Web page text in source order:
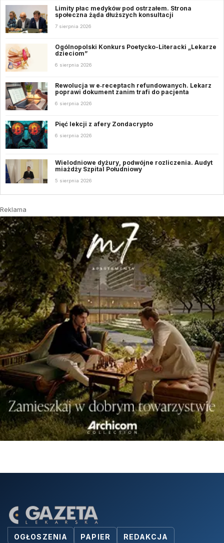
Limity płac medyków pod ostrzałem. Strona
społeczna żąda dłuższych konsultacji
7 sierpnia 2026
Ogólnopolski Konkurs Poetycko-Literacki „Lekarze
dzieciom”
6 sierpnia 2026
Rewolucja w e‑receptach refundowanych. Lekarz
poprawi dokument zanim trafi do pacjenta
6 sierpnia 2026
Pięć lekcji z afery Zondacrypto
6 sierpnia 2026
Wielodniowe dyżury, podwójne rozliczenia. Audyt
miażdży Szpital Południowy
5 sierpnia 2026
Reklama
OGŁOSZENIA PAPIER REDAKCJA